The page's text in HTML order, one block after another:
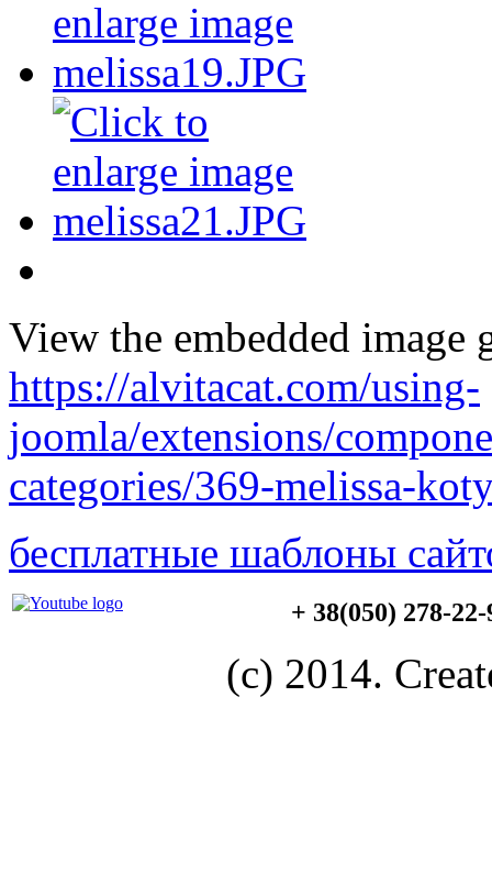
View the embedded image
https://alvitacat.com/using-
joomla/extensions/
categories/369-melissa-
бесплатные шаблоны
+ 38(050) 278-
(c) 2014.